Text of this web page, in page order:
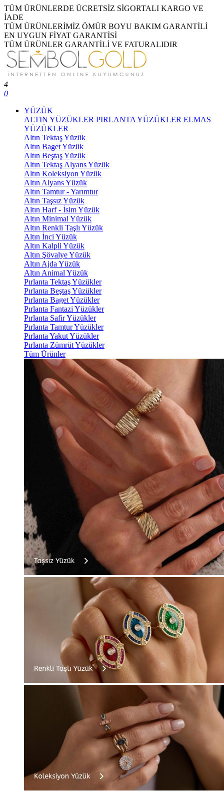
TÜM ÜRÜNLERDE ÜCRETSİZ SİGORTALI KARGO VE
İADE
TÜM ÜRÜNLERİMİZ ÖMÜR BOYU BAKIM GARANTİLİ
EN UYGUN FİYAT GARANTİSİ
TÜM ÜRÜNLER GARANTİLİ VE FATURALIDIR
4
0
YÜZÜK
ALTIN YÜZÜKLER PIRLANTA YÜZÜKLER ELMAS
YÜZÜKLER
Altın Tektaş Yüzük
Altın Baget Yüzük
Altın Beştaş Yüzük
Altın Tektaş Alyans Yüzük
Altın Koleksiyon Yüzük
Altın Alyans Yüzük
Altın Tamtur - Yarımtur
Altın Taşsız Yüzük
Altın Harf - İsim Yüzük
Altın Minimal Yüzük
Altın Renkli Taşlı Yüzük
Altın İnci Yüzük
Altın Kalpli Yüzük
Altın Şövalye Yüzük
Altın Ajda Yüzük
Altın Animal Yüzük
Pırlanta Tektaş Yüzükler
Pırlanta Beştaş Yüzükler
Pırlanta Baget Yüzükler
Pırlanta Fantazi Yüzükler
Pırlanta Safir Yüzükler
Pırlanta Tamtur Yüzükler
Pırlanta Yakut Yüzükler
Pırlanta Zümrüt Yüzükler
Tüm Ürünler